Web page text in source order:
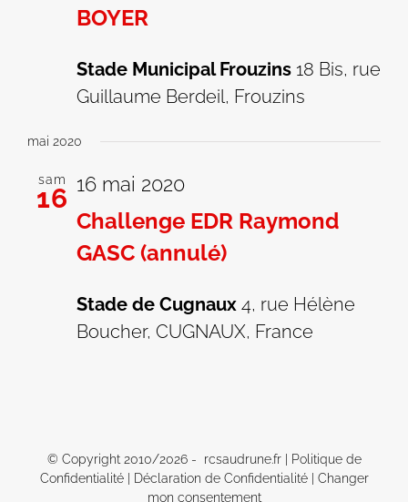
BOYER
Stade Municipal Frouzins 18 Bis, rue
Guillaume Berdeil, Frouzins
mai 2020
sam
16 16 mai 2020
Challenge EDR Raymond
GASC (annulé)
Stade de Cugnaux 4, rue Hélène
Boucher, CUGNAUX, France
© Copyright 2010/2026 - rcsaudrune.fr |
Politique de
Confidentialité| Déclaration de Confidentialité| Changer
mon consentement